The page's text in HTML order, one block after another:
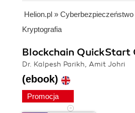
Helion.pl »
Kryptografia
Blockchain QuickStart
Dr. Kalpesh Parikh, Amit Johri
(ebook)
Promocja